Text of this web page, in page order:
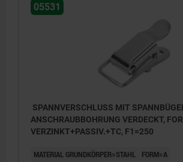
05531
SPANNVERSCHLUSS MIT
ANSCHRAUBBOHRUNG VERDECKT,
VERZINKT+PASSIV.+TC, F1=250
MATERIAL GRUNDKÖRPER=STAHL
FORM=A